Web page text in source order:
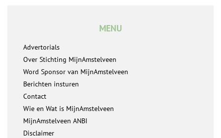
MENU
Advertorials
Over Stichting MijnAmstelveen
Word Sponsor van MijnAmstelveen
Berichten insturen
Contact
Wie en Wat is MijnAmstelveen
MijnAmstelveen ANBI
Disclaimer